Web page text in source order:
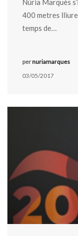
Núria Marquès
400 metres
temps de…
03/05/2017
pernuriamarques